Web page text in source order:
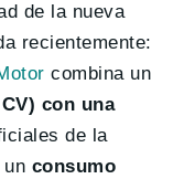
de la nueva
recientemente:
combina un
con una
de la
un consumo